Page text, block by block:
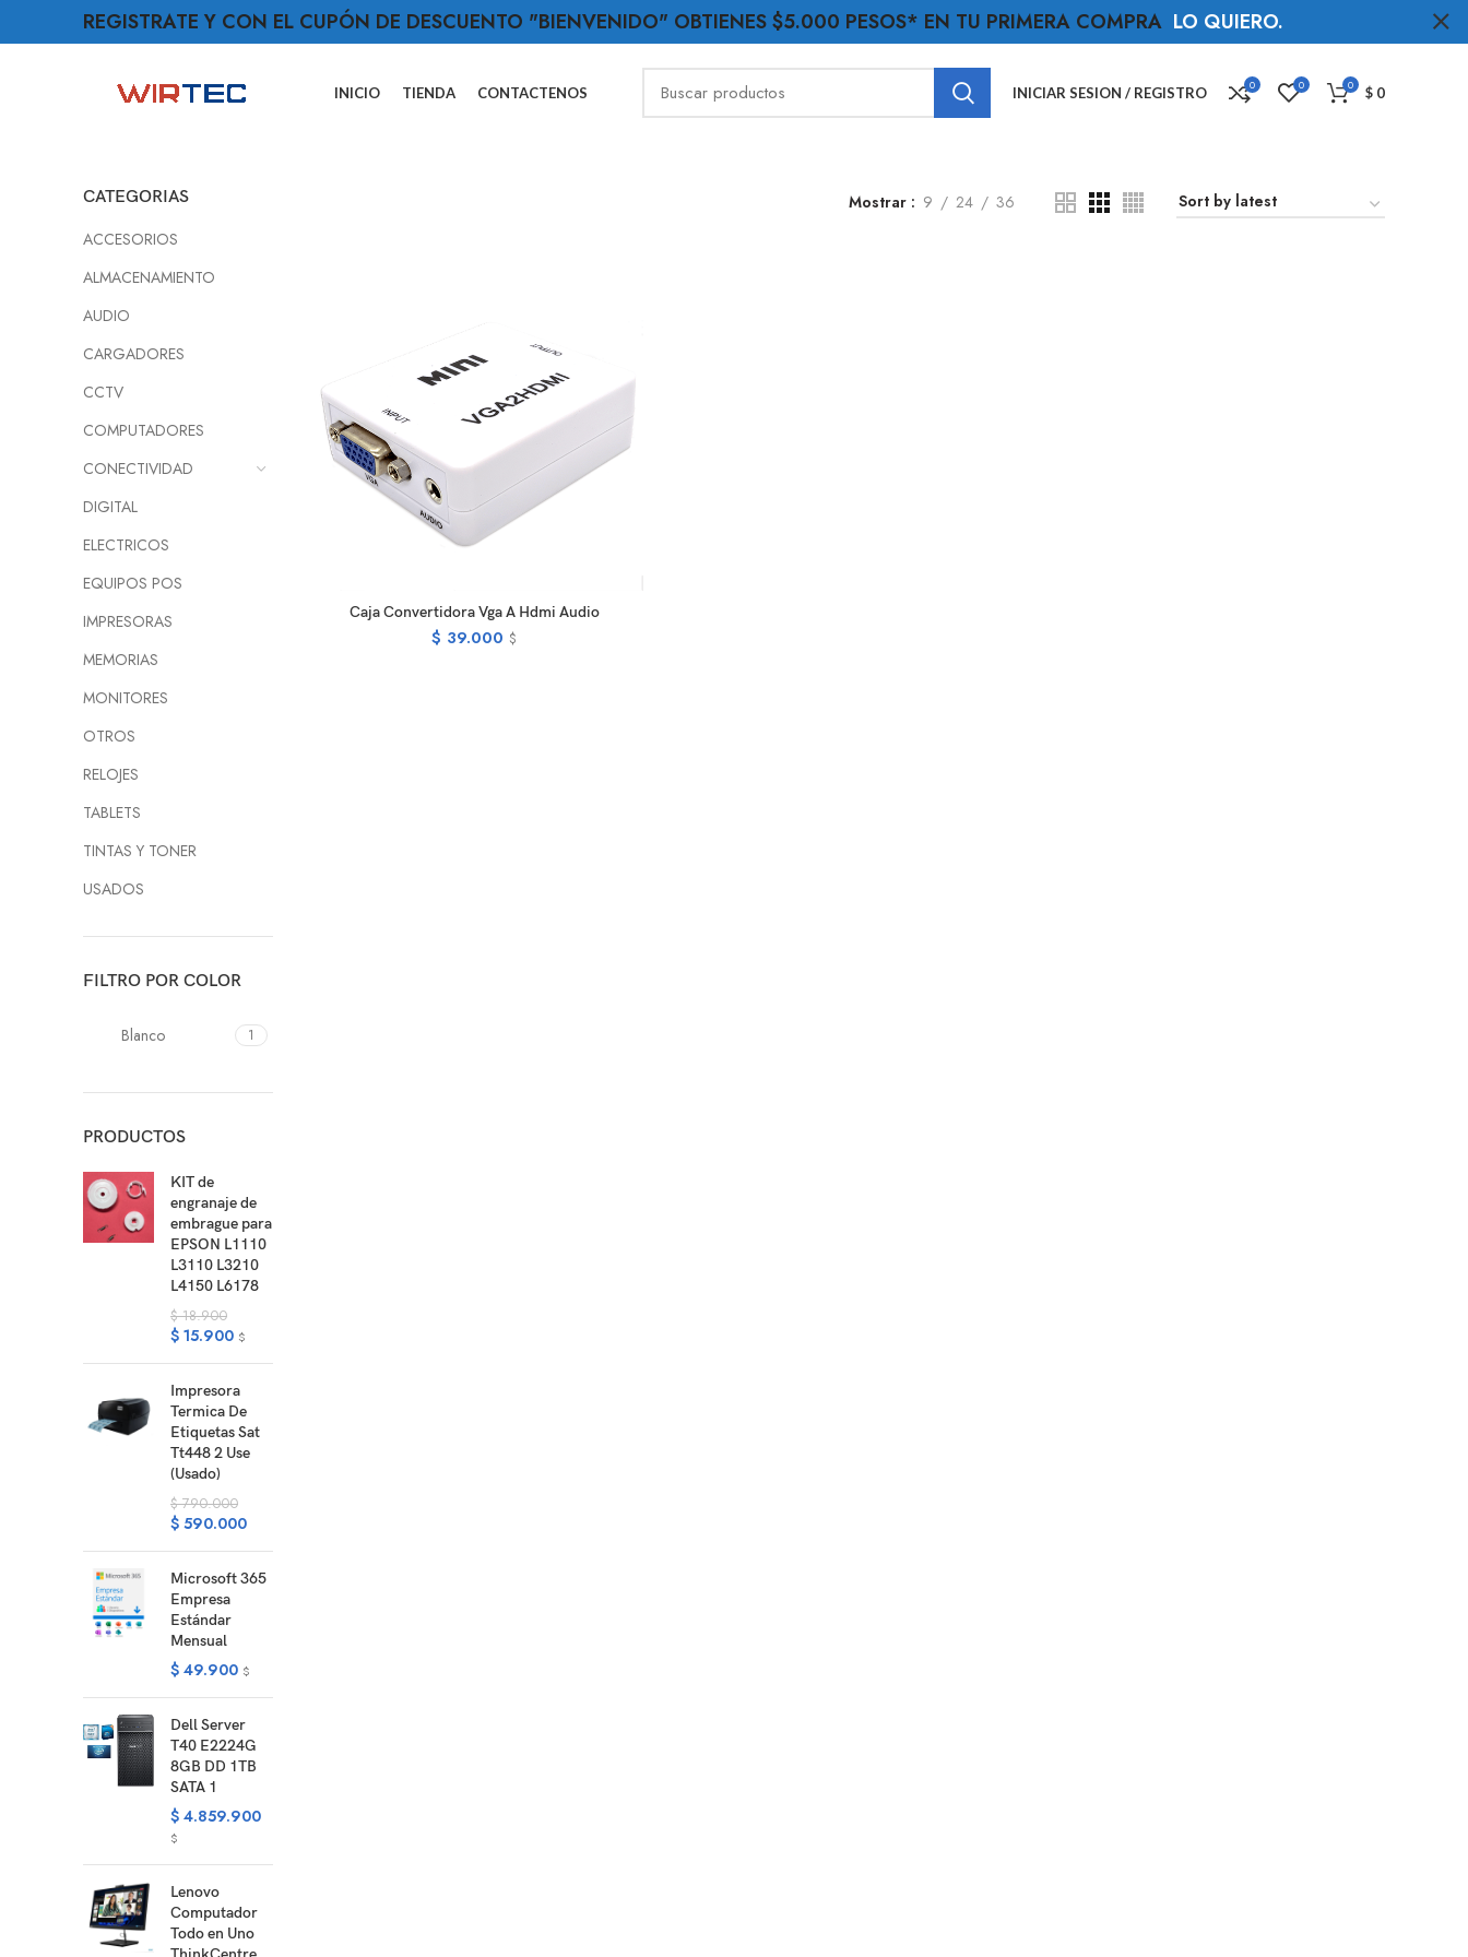
INICIO TIENDA CONTACTENOS INICIAR SESION / REGISTRO 0 0 0 $ 0
CATEGORIAS
ACCESORIOS
ALMACENAMIENTO
AUDIO
CARGADORES
CCTV
COMPUTADORES
CONECTIVIDAD
DIGITAL
ELECTRICOS
EQUIPOS POS
IMPRESORAS
MEMORIAS
MONITORES
OTROS
RELOJES
TABLETS
TINTAS Y TONER
USADOS
FILTRO POR COLOR
Blanco 1
PRODUCTOS
KIT de
engranaje de
embrague para
EPSON L1110
L3110 L3210
L4150 L6178
$18.900
$ 15.900 $
Impresora
Termica De
Etiquetas Sat
Tt448 2 Use
(Usado)
$790.000
$ 590.000
Microsoft 365
Empresa
Estándar
Mensual
$ 49.900 $
Dell Server
T40 E2224G
8GB DD 1TB
SATA 1
$ 4.859.900
$
Lenovo
Computador
Todo en Uno
Mostrar 9 24 36
ADD TO CART
Caja Convertidora Vga A Hdmi Audio
$ 39.000 $
REGISTRATE Y CON EL CUPÓN DE DESCUENTO "BIENVENIDO" OBTIENES $5.000 PESOS* EN TU PRIMERA COMPRA LO QUIERO.